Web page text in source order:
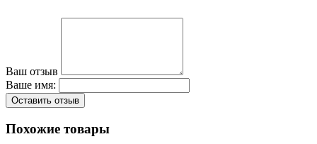
Ваш отзыв
Ваше имя:
Оставить отзыв
Похожие товары